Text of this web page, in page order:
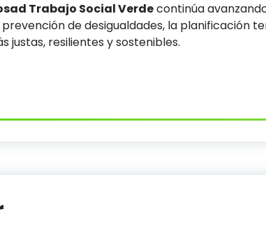
Trabajo Social Verdecontinúa
de desigualdades, la planificación
justas, resilientes y sostenibles.